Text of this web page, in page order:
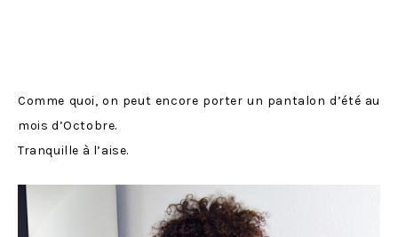
Comme quoi, on peut encore porter un pantalon d’été au
mois d’Octobre.
Tranquille à l’aise.